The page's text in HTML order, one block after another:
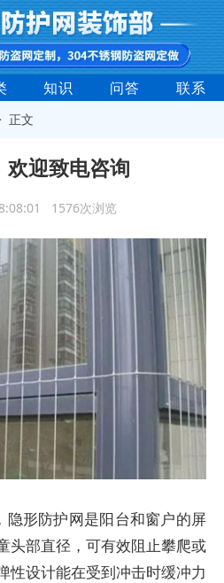
知识 问答 联系
正文
迎致电咨询
1576次浏览
隐形防护网是阳台和窗户的屏
头部直径，可有效阻止攀爬或
性设计能在受到冲击时缓冲力